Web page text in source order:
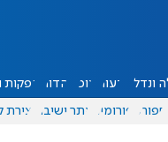
ונדל"ן דעות אוכל יהדות הפקות
ספורט פורומים אתר ישיבה יצירת